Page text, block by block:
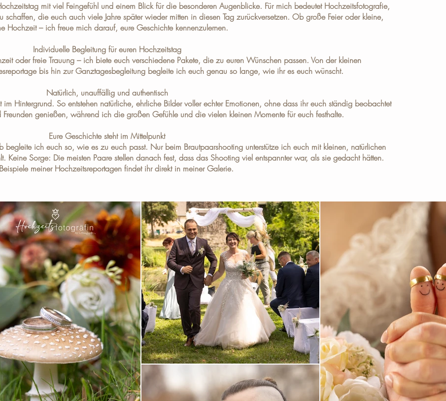
mit viel Feingefühl und einem Blick für die besonderen Augenblicke. Für mich bedeutet Hochzeitsfotografie,
schaffen, die euch auch viele Jahre später wieder mitten in diesen Tag zurückversetzen. Ob große Feier oder kleine,
Hochzeit – ich freue mich darauf, eure Geschichte kennenzulernen.
Individuelle Begleitung für euren Hochzeitstag
oder freie Trauung – ich biete euch verschiedene Pakete, die zu euren Wünschen passen. Von der kleinen
bis hin zur Ganztagesbegleitung begleite ich euch genau so lange, wie ihr es euch wünscht.
Natürlich, unauffällig und authentisch
Hintergrund. So entstehen natürliche, ehrliche Bilder voller echter Emotionen, ohne dass ihr euch ständig beobachtet
Freunden genießen, während ich die großen Gefühle und die vielen kleinen Momente für euch festhalte.
Eure Geschichte steht im Mittelpunkt
ich euch so, wie es zu euch passt. Nur beim Brautpaarshooting unterstütze ich euch mit kleinen, natürlichen
Keine Sorge: Die meisten Paare stellen danach fest, dass das Shooting viel entspannter war, als sie gedacht hätten.
meiner Hochzeitsreportagen findet ihr direkt in meinerGalerie.